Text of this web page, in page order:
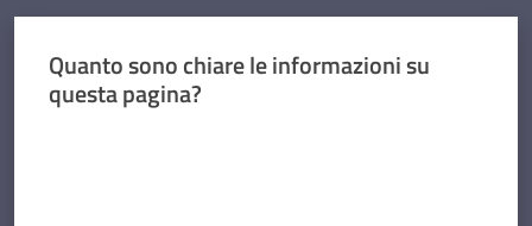
Quanto sono chiare le informazioni su
questa pagina?